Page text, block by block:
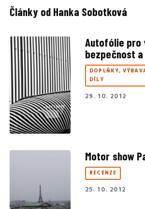
Články od Hanka Sobotková
Autofólie pro
bezpečnost
DOPLŇKY,
DÍLY
29. 10. 2012
Motor show
RECENZE
25. 10. 2012